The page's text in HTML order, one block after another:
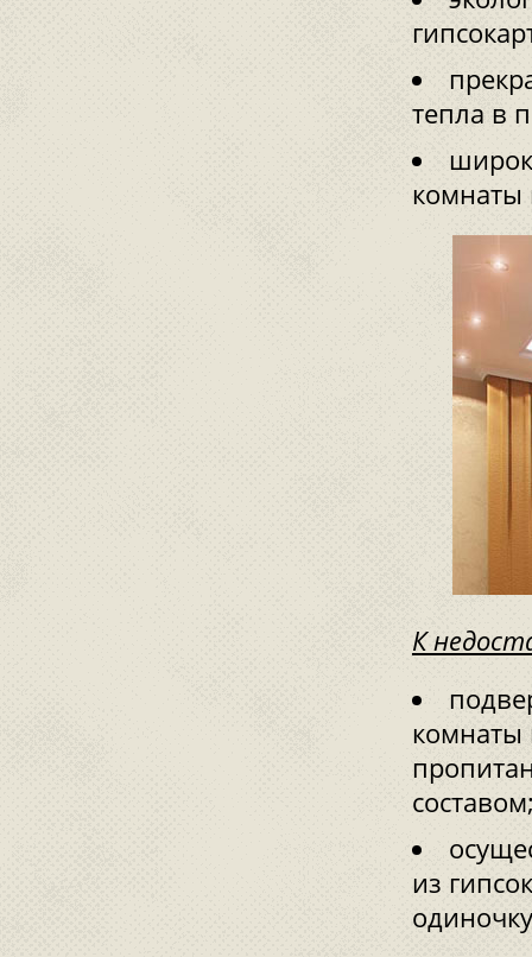
тепла в
К
комнаты
из